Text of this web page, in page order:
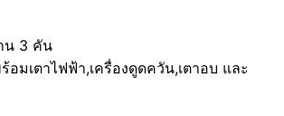
น 3 คัน
มเตาไฟฟ้า,เครื่องดูดควัน,เตาอบ และ